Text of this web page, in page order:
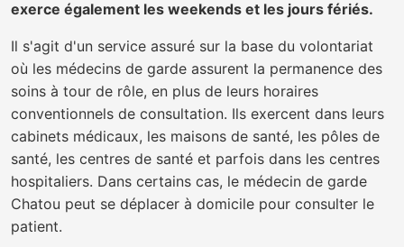
exerce également les weekends et les jours fériés.
Il s'agit d'un service assuré sur la base du volontariat
où les médecins de garde assurent la permanence des
soins à tour de rôle, en plus de leurs horaires
conventionnels de consultation. Ils exercent dans leurs
cabinets médicaux, les maisons de santé, les pôles de
santé, les centres de santé et parfois dans les centres
hospitaliers. Dans certains cas, le médecin de garde
Chatou peut se déplacer à domicile pour consulter le
patient.